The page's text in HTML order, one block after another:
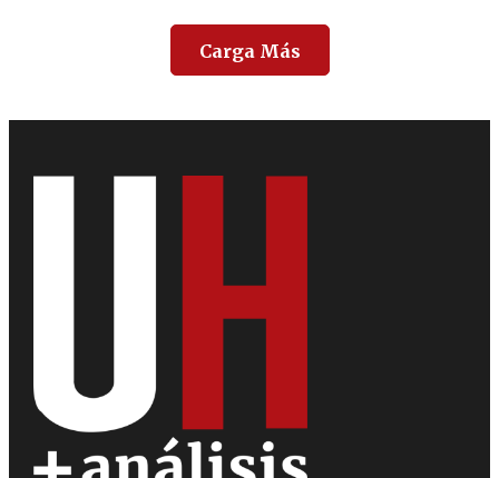
Carga Más